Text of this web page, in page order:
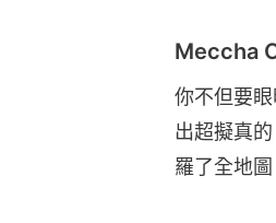
Meccha
你不但要
出超擬真
羅了全地